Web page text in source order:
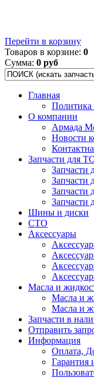
Перейти в корзину
Товаров в корзине: 0
Сумма: 0 руб
Главная
Политика
О компании
Армада
Новости
Запчасти для
Запчасти
Запчасти
Запчасти
Запчасти
Шины и диски
СТО
Аксессуары
Масла и
Масла и
Масла и
Запчасти в
Отправить
Информация
Оплата,
Гарантия